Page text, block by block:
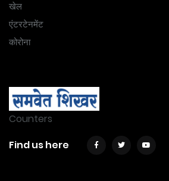
खेल
एंटरटेनमेंट
कोरोना
Counters
Find us here